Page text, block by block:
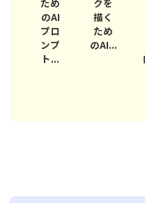
描く
ため
のAI...
くた
めの
AIプ